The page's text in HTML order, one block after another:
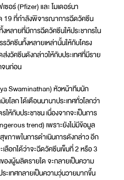
ซอร์ (Pfizer) และ โมเดอร์นา
19 ที่กำลังพิจารณาการฉีดวัคซีน
หลายที่มีการฉีดวัคซีนให้ประชากรใน
วัคซีนทั้งหลายเหล่านั้นให้กับโครง
งวัคซีนดังกล่าวให้กับประเทศที่มีราย
จนก่อน
Swaminathan) หัวหน้าทีมนัก
โลก ได้เตือนนานาประเทศทั่วโลกว่า
ห้กับประชาชน เนื่องจากจะเป็นการ
trend) เพราะยังไม่มีข้อมูล
ขภาพในการดำเนินการดังกล่าว อีก
ลือกได้ว่าจะฉีดวัคซีนเข็มที่ 2 หรือ 3
องผู้ผลิตรายใด จะกลายเป็นความ
ะเทศกลายเป็นความวุ่นวายมากขึ้น